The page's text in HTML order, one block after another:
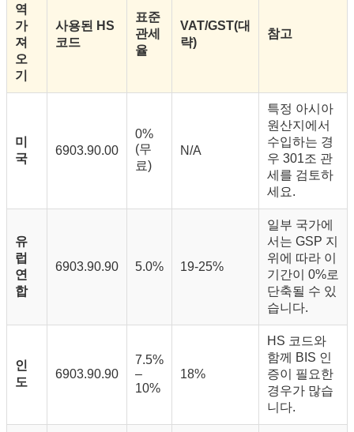
역
가
져
오
기
사용된 HS
코드
표준
관세
율
VAT/GST(대
략)
참고
미
국
6903.90.00
0%
(무
료)
N/A
특정 아시아
원산지에서
수입하는 경
우 301조 관
세를 검토하
세요.
유
럽
연
합
6903.90.90 5.0% 19-25%
일부 국가에
서는 GSP 지
위에 따라 이
기간이 0%로
단축될 수 있
습니다.
인
도
6903.90.90
7.5%
–
10%
18%
HS 코드와
함께 BIS 인
증이 필요한
경우가 많습
니다.